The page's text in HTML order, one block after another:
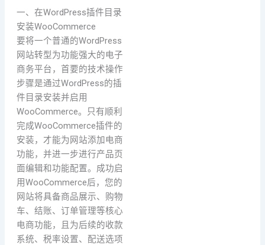
一、在WordPress插件目录
安装WooCommerce
要将一个普通的WordPress
网站转型为功能强大的电子
商务平台，首要的技术操作
步骤是通过WordPress的插
件目录安装并启用
WooCommerce。只有顺利
完成WooCommerce插件的
安装，才能为网站添加电商
功能，并进一步进行产品页
面编辑和功能配置。成功启
用WooCommerce后，您的
网站将具备商品展示、购物
车、结账、订单管理等核心
电商功能，且为后续的收款
系统、税率设置、配送选项